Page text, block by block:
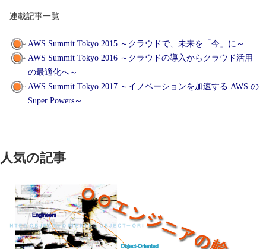
連載記事一覧
AWS Summit Tokyo 2015 ～クラウドで、未来を「今」に～
AWS Summit Tokyo 2016 ～クラウドの導入からクラウド活用
の最適化へ～
AWS Summit Tokyo 2017 ～イノベーションを加速する AWS の
Super Powers～
人気の記事